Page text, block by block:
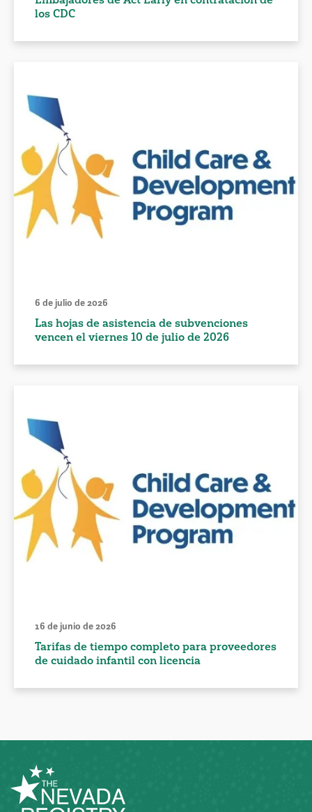
los CDC
6 de julio de 2026
Las hojas de asistencia de subvenciones
vencen el viernes 10 de julio de 2026
16 de junio de 2026
Tarifas de tiempo completo para proveedores
de cuidado infantil con licencia